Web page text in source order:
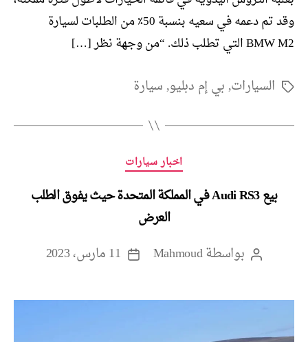
وقد تم دعمه في سعيه بنسبة 50٪ من الطلبات لسيارة
BMW M2 التي تطلب ذلك. “من وجهة نظر […]
الوسومالسيارات,بي إم دبليو,سيارة
التصنيفات
اخبار سيارات
بيع Audi RS3 في المملكة المتحدة حيث يفوق الطلب
العرض
كاتببواسطةMahmoud
تاريخ
11 مارس، 2023